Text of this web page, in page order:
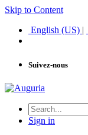
Skip to Content
English (US) |
Suivez-nous
Sign in